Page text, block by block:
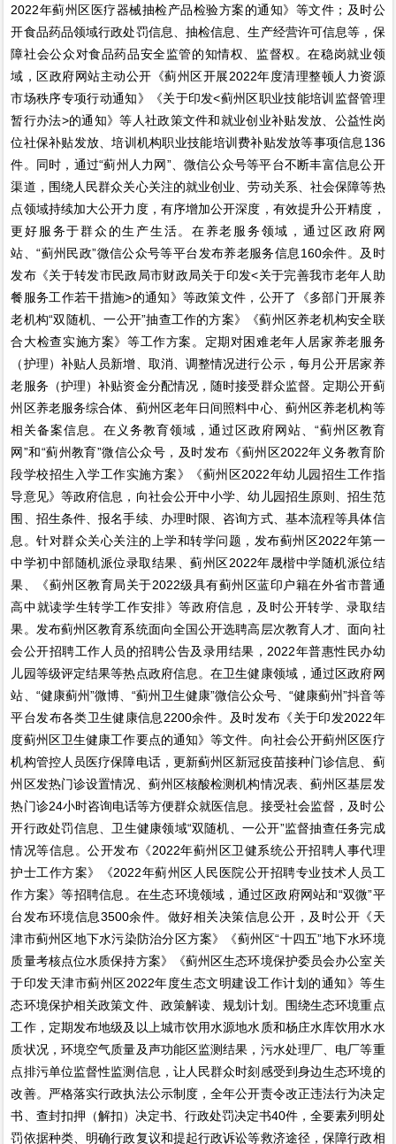
2022年蓟州区医疗器械抽检产品检验方案的通知》等文件；及时公
开食品药品领域行政处罚信息、抽检信息、生产经营许可信息等，保
障社会公众对食品药品安全监管的知情权、监督权。在稳岗就业领
域，区政府网站主动公开《蓟州区开展2022年度清理整顿人力资源
市场秩序专项行动通知》《关于印发<蓟州区职业技能培训监督管理
暂行办法>的通知》等人社政策文件和就业创业补贴发放、公益性岗
位社保补贴发放、培训机构职业技能培训费补贴发放等事项信息136
件。同时，通过“蓟州人力网”、微信公众号等平台不断丰富信息公开
渠道，围绕人民群众关心关注的就业创业、劳动关系、社会保障等热
点领域持续加大公开力度，有序增加公开深度，有效提升公开精度，
更好服务于群众的生产生活。在养老服务领域，通过区政府网
站、“蓟州民政”微信公众号等平台发布养老服务信息160余件。及时
发布《关于转发市民政局市财政局关于印发<关于完善我市老年人助
餐服务工作若干措施>的通知》等政策文件，公开了《多部门开展养
老机构“双随机、一公开”抽查工作的方案》《蓟州区养老机构安全联
合大检查实施方案》等工作方案。定期对困难老年人居家养老服务
（护理）补贴人员新增、取消、调整情况进行公示，每月公开居家养
老服务（护理）补贴资金分配情况，随时接受群众监督。定期公开蓟
州区养老服务综合体、蓟州区老年日间照料中心、蓟州区养老机构等
相关备案信息。在义务教育领域，通过区政府网站、“蓟州区教育
网”和“蓟州教育”微信公众号，及时发布《蓟州区2022年义务教育阶
段学校招生入学工作实施方案》《蓟州区2022年幼儿园招生工作指
导意见》等政府信息，向社会公开中小学、幼儿园招生原则、招生范
围、招生条件、报名手续、办理时限、咨询方式、基本流程等具体信
息。针对群众关心关注的上学和转学问题，发布蓟州区2022年第一
中学初中部随机派位录取结果、蓟州区2022年晟楷中学随机派位结
果、《蓟州区教育局关于2022级具有蓟州区蓝印户籍在外省市普通
高中就读学生转学工作安排》等政府信息，及时公开转学、录取结
果。发布蓟州区教育系统面向全国公开选聘高层次教育人才、面向社
会公开招聘工作人员的招聘公告及录用结果，2022年普惠性民办幼
儿园等级评定结果等热点政府信息。在卫生健康领域，通过区政府网
站、“健康蓟州”微博、“蓟州卫生健康”微信公众号、“健康蓟州”抖音等
平台发布各类卫生健康信息2200余件。及时发布《关于印发2022年
度蓟州区卫生健康工作要点的通知》等文件。向社会公开蓟州区医疗
机构管控人员医疗保障电话，更新蓟州区新冠疫苗接种门诊信息、蓟
州区发热门诊设置情况、蓟州区核酸检测机构情况表、蓟州区基层发
热门诊24小时咨询电话等方便群众就医信息。接受社会监督，及时公
开行政处罚信息、卫生健康领域“双随机、一公开”监督抽查任务完成
情况等信息。公开发布《2022年蓟州区卫健系统公开招聘人事代理
护士工作方案》《2022年蓟州区人民医院公开招聘专业技术人员工
作方案》等招聘信息。在生态环境领域，通过区政府网站和“双微”平
台发布环境信息3500余件。做好相关决策信息公开，及时公开《天
津市蓟州区地下水污染防治分区方案》《蓟州区“十四五”地下水环境
质量考核点位水质保持方案》《蓟州区生态环境保护委员会办公室关
于印发天津市蓟州区2022年度生态文明建设工作计划的通知》等生
态环境保护相关政策文件、政策解读、规划计划。围绕生态环境重点
工作，定期发布地级及以上城市饮用水源地水质和杨庄水库饮用水水
质状况，环境空气质量及声功能区监测结果，污水处理厂、电厂等重
点排污单位监督性监测信息，让人民群众时刻感受到身边生态环境的
改善。严格落实行政执法公示制度，全年公开责令改正违法行为决定
书、查封扣押（解扣）决定书、行政处罚决定书40件，全要素列明处
罚依据种类、明确行政复议和提起行政诉讼等救济途径，保障行政相